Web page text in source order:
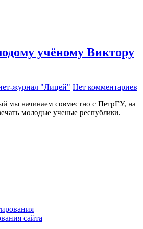
учёному Виктору
журнал "Лицей" Нет комментариев
мы начинаем совместно с ПетрГУ, на
молодые ученые республики.
сайта